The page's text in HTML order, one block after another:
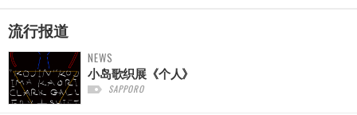
流行报道
NEWS
小岛歌织展《个人》
SAPPORO